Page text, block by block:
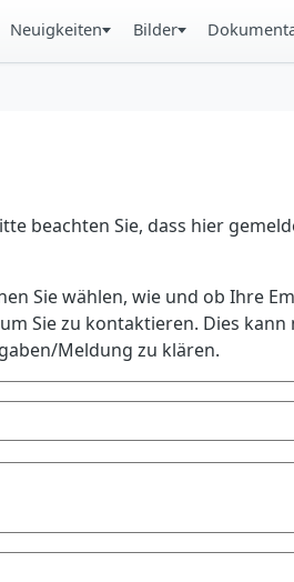
Neuigkeiten Bilder
beachten Sie, dass hier
Sie wählen, wie und ob Ihre
Sie zu kontaktieren. Dies
Meldung zu klären.